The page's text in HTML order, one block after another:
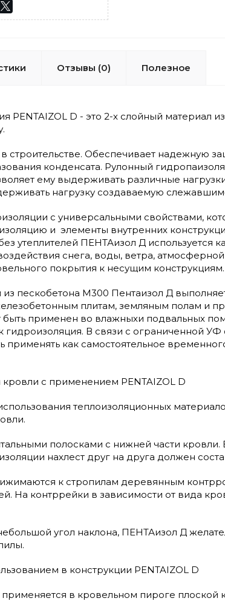
Отзывы (0) Полезное
PENTAIZOL D - это 2-х слойный материал
строительстве. Обеспечивает надежную
конденсата. Рулонный
ему выдерживать различные
нагрузку создаваемую
с универсальными свойствами,
и элементы внутренних
утеплителей ПЕНТАизол Д используется
снега, воды, ветра,
покрытия к несущим конструкциям.
пескобетона М300 Пентаизол Д
плитам, земляным полам и
быть применен во влажныхи подвальных
гидроизоляция. В связи с ограниченной
применять как самостоятельное
кровли с применением PENTAIZOL D
теплоизоляционных
полосками с нижней части
нахлест друг на друга должен
к стропилам деревянным
На контррейки в зависимости от вида
угол наклона, ПЕНТАизол Д
в конструкции PENTAIZOL D
в кровельном пироге плоской